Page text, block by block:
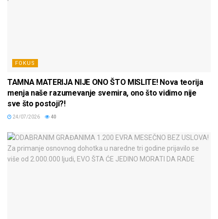
FOKUS
TAMNA MATERIJA NIJE ONO ŠTO MISLITE! Nova teorija
menja naše razumevanje svemira, ono što vidimo nije
sve što postoji?!
24/07/2026 40